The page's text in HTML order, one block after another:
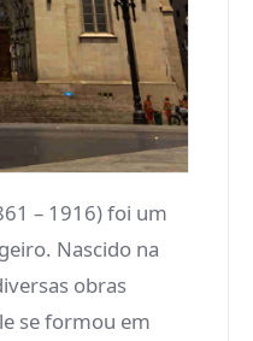
– 1916) foi um
Nascido na
obras
se formou em